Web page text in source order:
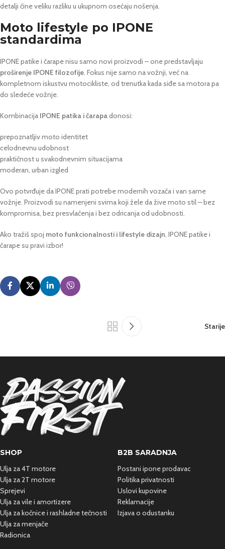
detalji čine veliku razliku u ukupnom osećaju nošenja.
Moto lifestyle po IPONE
standardima
IPONE patike i čarape nisu samo novi proizvodi – one predstavljaju
proširenje IPONE filozofije. Fokus nije samo na vožnji, već na
kompletnom iskustvu motocikliste, od trenutka kada siđe sa motora pa
do sledeće vožnje.
Kombinacija IPONE patika i čarapadonosi:
prepoznatljiv moto identitet
celodnevnu udobnost
praktičnost u svakodnevnim situacijama
moderan, urban izgled
Ovo potvrđuje da IPONE prati potrebe modernih vozača i van same
vožnje. Proizvodi su namenjeni svima koji žele da žive moto stil – bez
kompromisa, bez presvlačenja i bez odricanja od udobnosti.
Ako tražiš spoj moto funkcionalnosti i lifestyle dizajn, IPONE patike i
čarape su pravi izbor!
Starije
SHOP
Ulja za 4T motore
Ulja za 2T motore
Sprejevi
Ulja za vile i amortizere
Ulja za kočnice i rashladnetečnosti
Ulja za menjače
Radionica
B2B SARADNJA
Postani ipone prodavac
Politika privatnosti
Uslovi kupovine
Reklamacije
Izjava o odustanku